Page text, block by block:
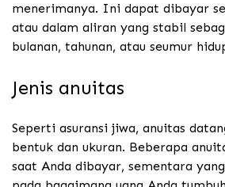
menerimanya. Ini dapat dibayar
atau dalam aliran yang stabil
bulanan, tahunan, atau seumur
Jenis anuitas
Seperti asuransi jiwa, anuitas
bentuk dan ukuran. Beberapa
saat Anda dibayar, sementara